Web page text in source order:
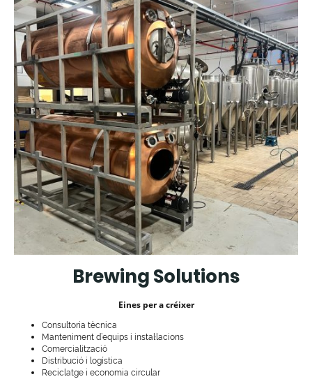
Brewing Solutions
Eines per a créixer
Consultoria tècnica
Manteniment d’equips i instal·lacions
Comercialització
Distribució i logística
Reciclatge i economia circular